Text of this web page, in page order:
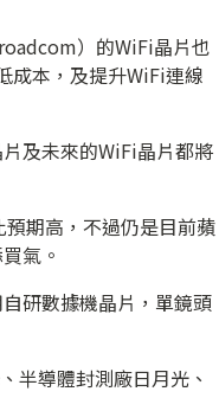
）的WiFi晶片也
成本，及提升WiFi連線
及未來的WiFi晶片都將
期高，不過仍是目前蘋
氣。
研數據機晶片，單鏡頭
半導體封測廠日月光、